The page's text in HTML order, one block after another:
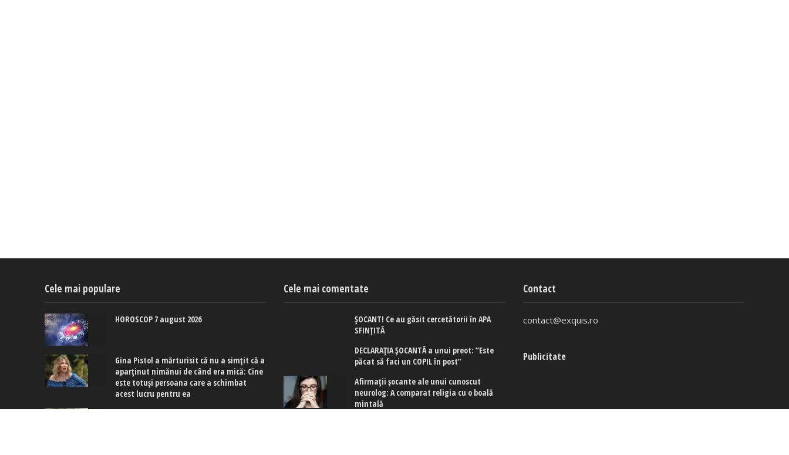
Cele mai populare
HOROSCOP 7 august 2026
Gina Pistol a mărturisit că nu a simțit că a
aparținut nimănui de când era mică: Cine
este totuși persoana care a schimbat
acest lucru pentru ea
Cele mai comentate
ȘOCANT! Ce au găsit cercetătorii în APA
SFINȚITĂ
DECLARAȚIA ȘOCANTĂ a unui preot: ”Este
păcat să faci un COPIL în post”
Afirmaţii şocante ale unui cunoscut
neurolog: A comparat religia cu o boală
mintală
Contact
contact@exquis.ro
Publicitate